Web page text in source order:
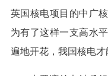
英国核电项目的中广
为有了这样一支高水
遍地开花，我国核电才